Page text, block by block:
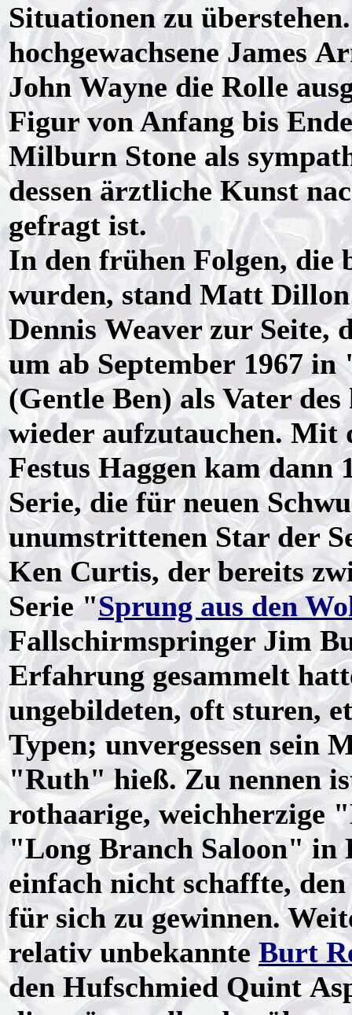
Situationen zu
hochgewachsene James
John Wayne die Rolle
Figur von Anfang bis
Milburn Stone als
dessen ärztliche Kunst
gefragt ist.
In den frühen Folgen, die
wurden, stand Matt
Dennis Weaver zur Seite,
um ab September 1967 in
(Gentle Ben) als Vater
wieder aufzutauchen. Mit
Festus Haggen kam dann
Serie, die für neuen
unumstrittenen Star der
Ken Curtis, der bereits
Serie "Sprung aus den
Fallschirmspringer Jim
Erfahrung gesammelt
ungebildeten, oft sturen,
Typen; unvergessen sein
"Ruth" hieß. Zu nennen
rothaarige, weichherzige
"Long Branch Saloon" in
einfach nicht schaffte,
für sich zu gewinnen.
relativ unbekannte Burt
den Hufschmied Quint